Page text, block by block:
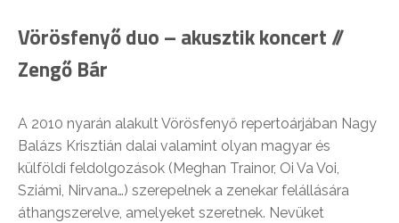
Vörösfenyő duo – akusztik koncert //
Zengő Bár
A 2010 nyarán alakult Vörösfenyő repertoárjában Nagy
Balázs Krisztián dalai valamint olyan magyar és
külföldi feldolgozások (Meghan Trainor, Oi Va Voi,
Sziámi, Nirvana…) szerepelnek a zenekar felállására
áthangszerelve, amelyeket szeretnek. Nevüket